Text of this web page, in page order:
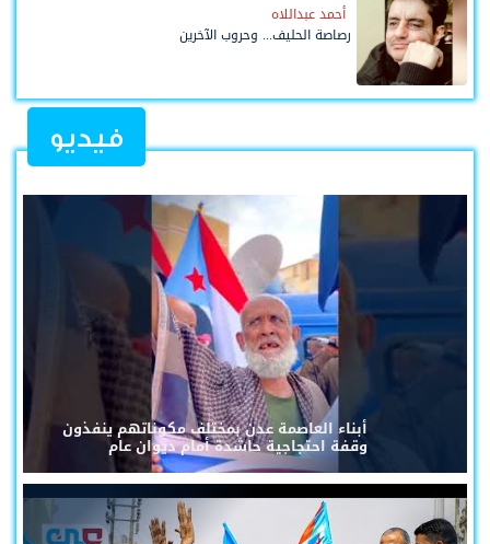
أحمد عبداللاه
رصاصة الحليف... وحروب الآخرين
فيديو
أبناء العاصمة عدن بمختلف مكوناتهم ينفذون
وقفة احتجاجية حاشدة أمام ديوان عام